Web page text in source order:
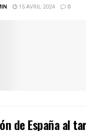
15 AVRIL 2024 0
de España al